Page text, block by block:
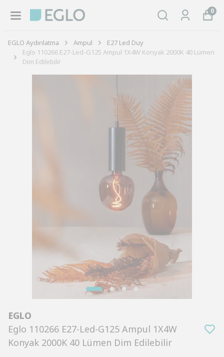
0
EGLO Aydınlatma Ampul
E27 Led Duy
Eglo 110266 E27-Led-G125 Ampul 1X4W Konyak 2000K 40 Lümen
Dim Edilebilir
EGLO
Eglo 110266 E27-Led-G125 Ampul 1X4W
Konyak 2000K 40 Lümen Dim Edilebilir